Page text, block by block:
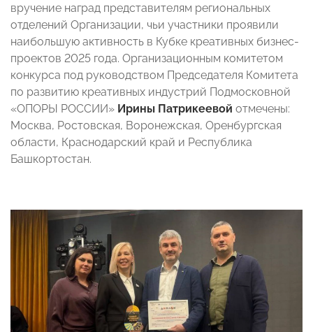
вручение наград представителям региональных
отделений Организации, чьи участники проявили
наибольшую активность в Кубке креативных бизнес-
проектов 2025 года. Организационным комитетом
конкурса под руководством Председателя Комитета
по развитию креативных индустрий Подмосковной
«ОПОРЫ РОССИИ» Ирины Патрикеевой отмечены:
Москва, Ростовская, Воронежская, Оренбургская
области, Краснодарский край и Республика
Башкортостан.